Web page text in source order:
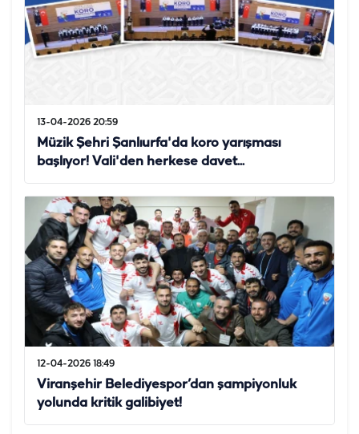
13-04-2026 20:59
Müzik Şehri Şanlıurfa'da koro yarışması
başlıyor! Vali'den herkese davet...
12-04-2026 18:49
Viranşehir Belediyespor’dan şampiyonluk
yolunda kritik galibiyet!